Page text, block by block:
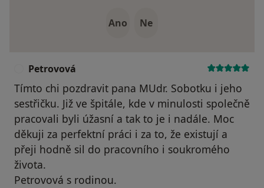
Ano Ne
Petrovová
Tímto chi pozdravit pana MUdr. Sobotku i jeho
sestřičku. Již ve špitále, kde v minulosti společně
pracovali byli úžasní a tak to je i nadále. Moc
děkuji za perfektní práci i za to, že existují a
přeji hodně sil do pracovního i soukromého
života.
Petrovová s rodinou.